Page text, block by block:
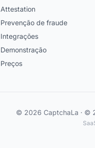
Attestation
Prevenção de fraude
Integrações
Demonstração
Preços
© 2026 CaptchaLa · ©